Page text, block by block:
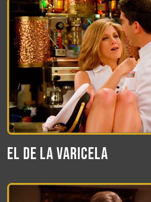
El de la varicela